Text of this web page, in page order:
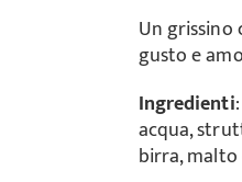
Un grissino
gusto e
Ingredienti
acqua,
birra, malto